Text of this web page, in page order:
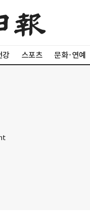
강 스포츠 문화·연예